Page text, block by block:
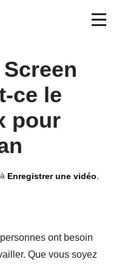
ce le
pour
à Enregistrer une vidéo
ont besoin
Que vous soyez